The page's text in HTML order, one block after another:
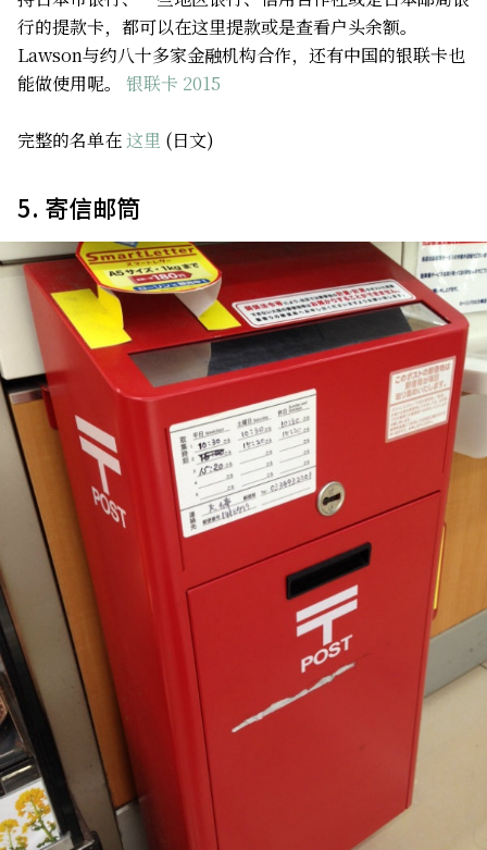
行的提款卡，都可以在这里提款或是查看户头余额。
Lawson与约八十多家金融机构合作，还有中国的银联卡也
能做使用呢。 银联卡 2015
完整的名单在这里 (日文)
5. 寄信邮筒